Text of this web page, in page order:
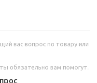
вас вопрос по товару или
обязательно вам помогут.